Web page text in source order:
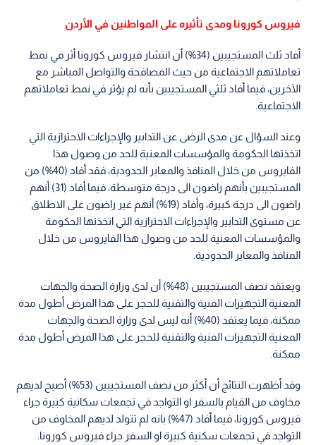
فيروس كورونا ومدى تأثيره على المواطنين في الأردن
أفاد ثلث المستجيبين (34%) أن انتشار فيروس كورونا أثر في نمط
تعاملاتهم الاجتماعية من حيث المصافحة والتواصل المباشر مع
الآخرين، فيما أفاد ثلثي المستجيبين بأنه لم يؤثر في نمط تعاملاتهم
الاجتماعية.
وعند السؤال عن مدى الرضى عن التدابير والإجراءات الاحترازية التي
اتخذتها الحكومة والمؤسسات المعنية للحد من وصول هذا
الفايروس من خلال المنافذ والمعابر الحدودية، فقد أفاد (40%) من
المستجيبين بأنهم راضون الى درجة متوسطة، فيما أفاد (31) أنهم
راضون الى درجة كبيرة، وأفاد (19%) أنهم غير راضون على الاطلاق
عن مستوى التدابير والإجراءات الاحترازية التي اتخذتها الحكومة
والمؤسسات المعنية للحد من وصول هذا الفايروس من خلال
المنافذ والمعابر الحدودية.
ويعتقد نصف المستجيبين (48%) أن لدى وزارة الصحة والجهات
المعنية التجهيزات الفنية والتقنية للحجر على هذا المرض أطول مدة
ممكنة، فيما يعتقد (40%) أنه ليس لدى وزارة الصحة والجهات
المعنية التجهيزات الفنية والتقنية للحجر على هذا المرض أطول مدة
ممكنة.
وقد أظهرت النتائج أن أكثر من نصف المستجيبين (53%) أصبح لديهم
مخاوف من القيام بالسفر او التواجد في تجمعات سكانية كبيرة جراء
فيروس كورونا، فيما أفاد (47%) بانه لم تتولد لديهم المخاوف من
التواجد في تجمعات سكنية كبيرة او السفر جراء فيروس كورونا.